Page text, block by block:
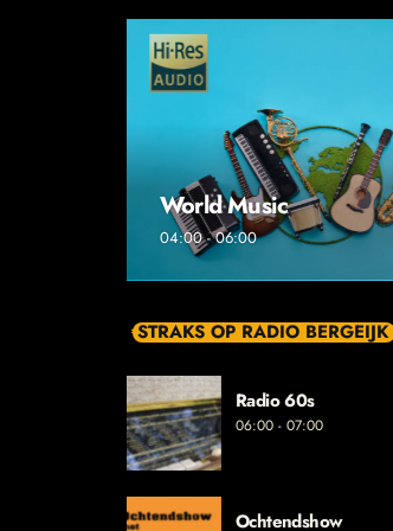
World Music
04:00 - 06:00
STRAKS OP RADIO BERGEIJK
Radio 60s
06:00 - 07:00
Ochtendshow